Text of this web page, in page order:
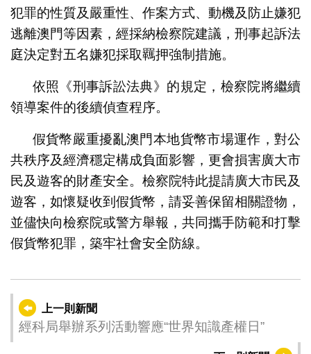
犯罪的性質及嚴重性、作案方式、動機及防止嫌犯
逃離澳門等因素，經採納檢察院建議，刑事起訴法
庭決定對五名嫌犯採取羈押強制措施。
依照《刑事訴訟法典》的規定，檢察院將繼續
領導案件的後續偵查程序。
假貨幣嚴重擾亂澳門本地貨幣市場運作，對公
共秩序及經濟穩定構成負面影響，更會損害廣大市
民及遊客的財產安全。檢察院特此提請廣大市民及
遊客，如懷疑收到假貨幣，請妥善保留相關證物，
並儘快向檢察院或警方舉報，共同攜手防範和打擊
假貨幣犯罪，築牢社會安全防線。
上一則新聞
經科局舉辦系列活動響應“世界知識產權日”